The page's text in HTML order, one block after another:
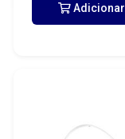
Adicionar